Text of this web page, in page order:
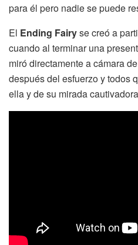
para él pero nadie se puede
El Ending Fairyse creó a
cuando al terminar una
miró directamente a cámara
después del esfuerzo y todos
ella y de su mirada